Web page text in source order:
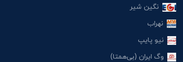
نگین شیر
نهراب
نیو پایپ
وگ ایران (بی‌همتا)